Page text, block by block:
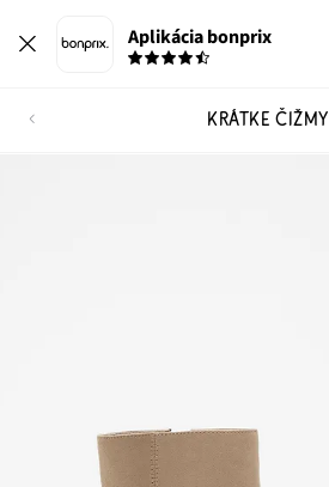
Aplikácia bonprix
KRÁTKE ČIŽMY